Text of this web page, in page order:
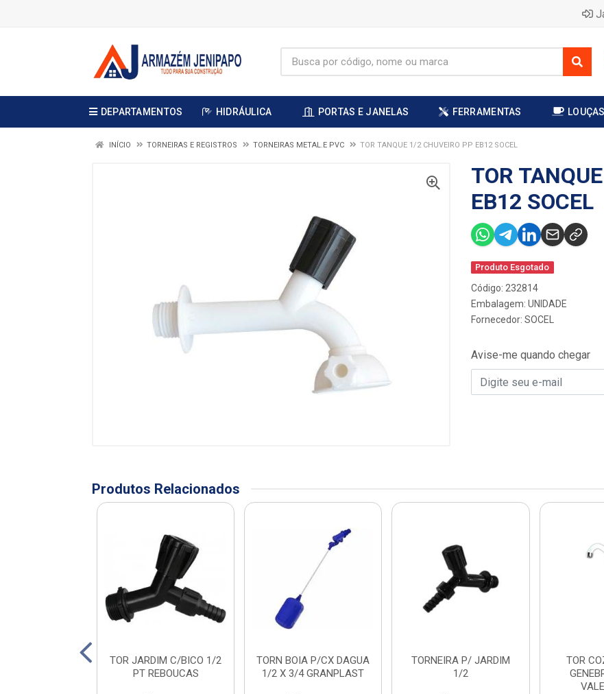
DEPARTAMENTOS HIDRÁULICA PORTAS E JANELAS FERRAMENTAS
INÍCIO TORNEIRAS E REGISTROS TORNEIRAS METAL.E PVC TOR TANQUE 1/2 CHUVEIRO PP EB12 SOCEL
TOR
EB12 SOCEL
Produto Esgotado
Código: 232814
Embalagem: UNIDADE
Fornecedor: SOCEL
Avise-me quando chegar
Produtos Relacionados
TOR JARDIM C/BICO 1/2
PT REBOUCAS
TORN BOIA P/CX DAGUA
1/2 X 3/4 GRANPLAST
TORNEIRA P/ JARDIM
1/2
TOR